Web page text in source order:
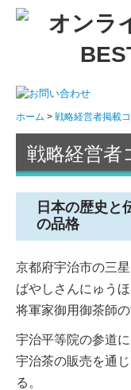
ホーム 戦略経営者掲載
戦略経営
日本の歴史と
の品格
京都府宇治市の三
ばやしさんにゅう
将軍家御用御茶師の
宇治平等院の参道
宇治茶の販売を通
る。